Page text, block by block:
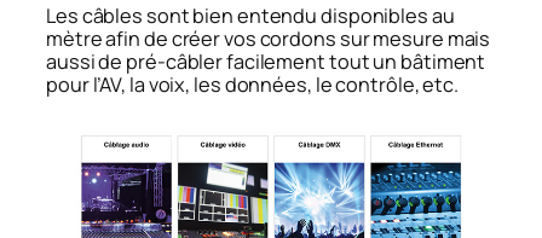
Les câbles sont bien entendu disponibles au
mètre afin de créer vos cordons sur mesure mais
aussi de pré-câbler facilement tout un bâtiment
pour l’AV, la voix, les données, le contrôle, etc.